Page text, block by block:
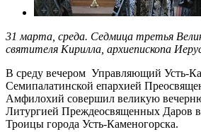
31 марта, среда. Седмица третья
святителя Кирилла, архиепископа
В среду вечером Управляющий Усть-
Семипалатинской епархией
Амфилохий совершил великую
Литургией Преждеосвященных Даров
Троицы города Усть-Каменогорска.